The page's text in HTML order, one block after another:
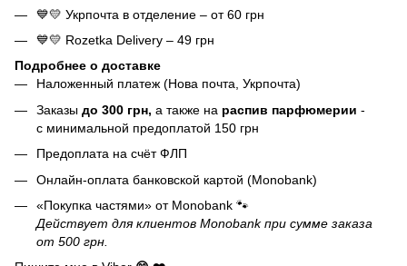
💙💛 Укрпочта в отделение – от 60 грн
💙💛 Rozetka Delivery – 49 грн
Подробнее о доставке
Наложенный платеж (Нова почта, Укрпочта)
Заказы до 300 грн, а также на распив парфюмерии -
с минимальной предоплатой 150 грн
Предоплата на счёт ФЛП
Онлайн-оплата банковской картой (Monobank)
«Покупка частями» от Monobank 🐾
Действует для клиентов Monobank при сумме заказа
от 500 грн.